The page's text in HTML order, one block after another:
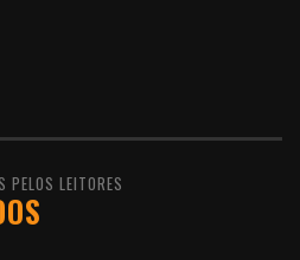
PELOS LEITORES